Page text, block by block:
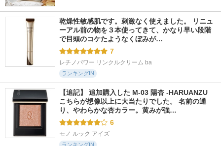
乾燥性敏感肌です。刺激なく使えました。 リニュ
ーアル前の物を３本使ってきて、かなり早い段階
で目頭のコケたようなくぼみが…
7
レチノパワー リンクルクリーム ba
ランキングIN
【追記】 追加購入した M-03 陽杏 -HARUANZU
こちらが想像以上に大当たりでした。 名前の通
り、やわらかな杏カラー。黄みが強…
6
モノ ルック アイズ
ランキングIN